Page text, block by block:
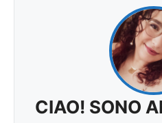
CIAO! SONO